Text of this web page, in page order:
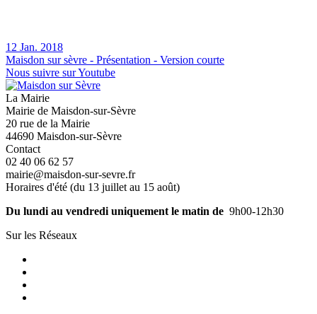
12 Jan. 2018
Maisdon sur sèvre - Présentation - Version courte
Nous suivre sur Youtube
La Mairie
Mairie de Maisdon-sur-Sèvre
20 rue de la Mairie
44690 Maisdon-sur-Sèvre
Contact
02 40 06 62 57
mairie@maisdon-sur-sevre.fr
Horaires d'été (du 13 juillet au 15 août)
Du lundi au vendredi uniquement le matin de 9h00-12h30
Sur les Réseaux